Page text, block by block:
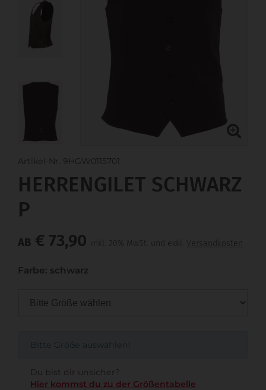
Artikel-Nr. 9HGW0115701
HERRENGILET SCHWARZ
P
AB € 73,90 inkl. 20% MwSt. und exkl. Versandkosten
Farbe: schwarz
Bitte Größe auswählen!
Du bist dir unsicher?
Hier kommst du zu der Größentabelle